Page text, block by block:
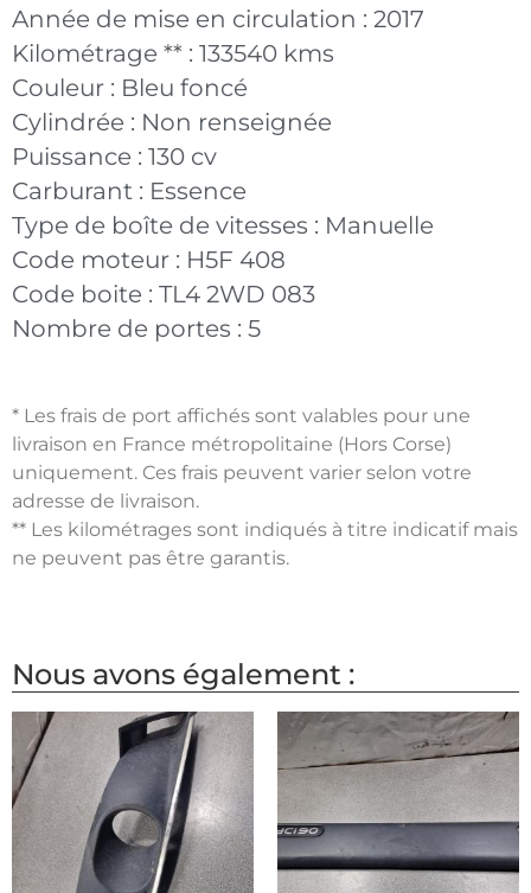
Année de mise en circulation : 2017
Kilométrage ** : 133540 kms
Couleur : Bleu foncé
Cylindrée : Non renseignée
Puissance : 130 cv
Carburant : Essence
Type de boîte de vitesses : Manuelle
Code moteur : H5F 408
Code boite : TL4 2WD 083
Nombre de portes : 5
* Les frais de port affichés sont valables pour une
livraison en France métropolitaine (Hors Corse)
uniquement. Ces frais peuvent varier selon votre
adresse de livraison.
** Les kilométrages sont indiqués à titre indicatif mais
ne peuvent pas être garantis.
Nous avons également :